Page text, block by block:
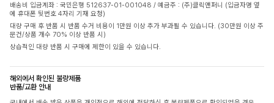
배송비 입금계좌 : 국민은행 512637-01-001048 / 예금주 : (주)클릭앤퍼니 (입금자명 옆
에 휴대폰 뒷번호 4자리 기재 요청)
대량 구매 후 반품 시 반품 수거 비용이 1만원 이상 추가 부과될 수 있습니다. (30만원 이상 주
문건/상품 개수 70% 이상 반품 시)
상습적인 대량 반품 시 구매에 제한이 있을 수 있습니다.
해외에서 확인된 불량제품
반품/교환 안내